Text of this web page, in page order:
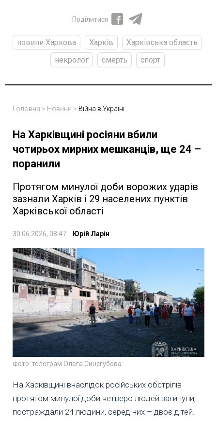
Поділитися
новини Харкова Харків
Харківська область
некролог
смерть спорт
Головна > Новини > Війна в Україні
На Харківщині росіяни вбили
чотирьох мирних мешканців, ще 24 –
поранили
Протягом минулої доби ворожих ударів
зазнали Харків і 29 населених пунктів
Харківської області
30.06.2026, 08:47 Юрій Ларін
Фото: телеграм Олега Синєгубова
На Харківщині внаслідок російських обстрілів
протягом минулої доби четверо людей загинули;
постраждали 24 людини, серед них – двоє дітей.